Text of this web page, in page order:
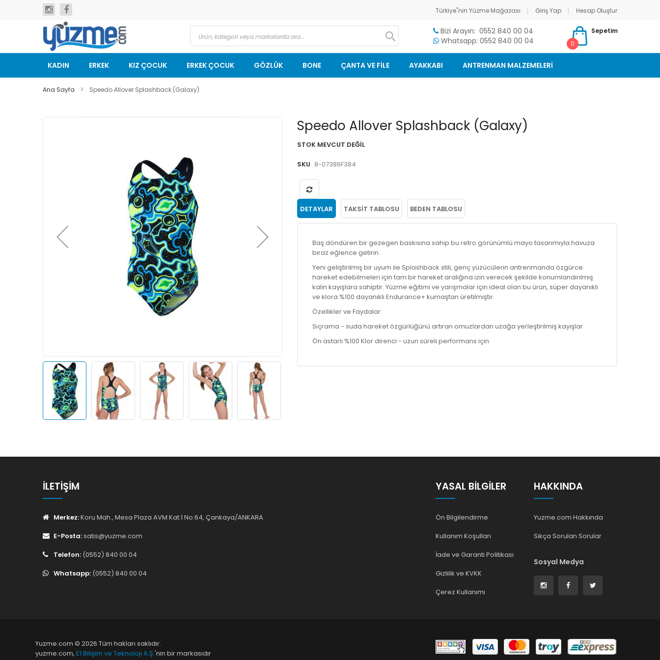
Türkiye"nin Yüzme Mağazası Giriş Yap
Hesap Oluştur
geç
Bizi Arayın: 0552 840 00 04
Whatsapp: 0552 840 00 04
Sepetim
0
KADIN ERKEK KIZ ÇOCUK ERKEK ÇOCUK GÖZLÜK BONE ÇANTA VE FİLE AYAKKABI ANTRENMAN MALZEMELERİ
Ana Sayfa Speedo Allover Splashback (Galaxy)
Speedo Allover Splashback (Galaxy)
STOK MEVCUT DEĞIL
SKU 8-07386F384
DETAYLAR TAKSIT TABLOSU BEDEN TABLOSU
Baş döndüren bir gezegen baskısına sahip bu retro görünümlü mayo tasarımıyla havuza
biraz eğlence getirin.
Yeni geliştirilmiş bir uyum ile Splashback stili, genç yüzücülerin antrenmanda özgürce
hareket edebilmeleri için tam bir hareket aralığına izin verecek şekilde konumlandırılmış
kalın kayışlara sahiptir. Yüzme eğitimi ve yarışmalar için ideal olan bu ürün, süper dayanıklı
ve klora %100 dayanıklı Endurance+ kumaştan üretilmiştir.
Özellikler ve Faydalar:
Sıçrama - suda hareket özgürlüğünü artıran omuzlardan uzağa yerleştirilmiş kayışlar
Ön astarlı %100 Klor direnci - uzun süreli performans için
Resim
galerisinin
başlangıcına
İLETIŞIM
Merkez:Koru Mah., Mesa Plaza AVM Kat:1 No:64, Çankaya/ANKARA
E-Posta:satis@yuzme.com
Telefon: (0552) 840 00 04
Whatsapp: (0552) 840 00 04
YASAL BILGILER
Ön Bilgilendirme
Kullanım Koşulları
İade ve Garanti Politikası
Gizlilik ve KVKK
Çerez Kullanımı
HAKKINDA
Yuzme.com Hakkında
Sıkça Sorulan Sorular
Sosyal Medya
Yuzme.com © 2026 Tüm hakları saklıdır.
yuzme.com, E1 Bilişim ve Teknoloji A.Ş.'nin bir markasıdır